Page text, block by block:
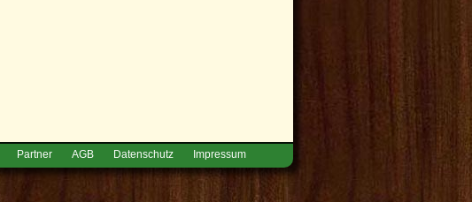
Partner AGB Datenschutz Impressum